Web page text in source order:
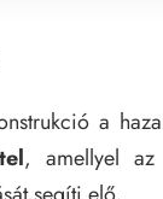
a
, amellyel